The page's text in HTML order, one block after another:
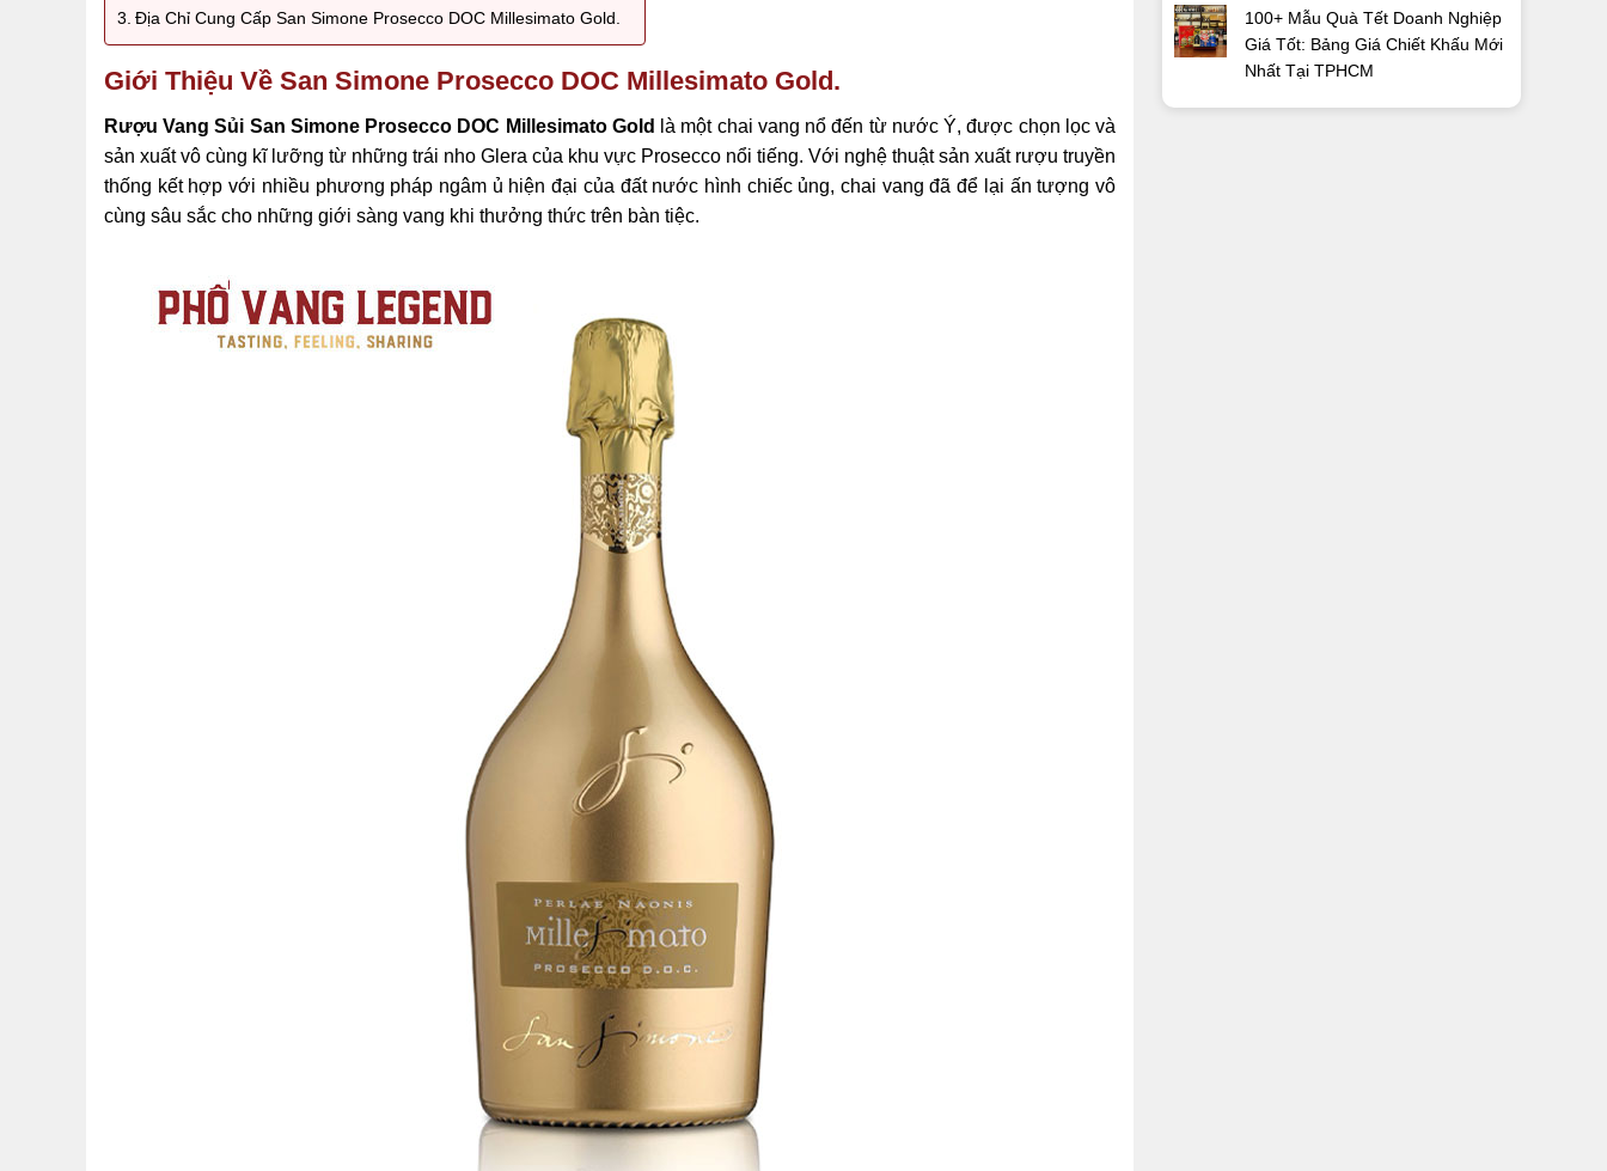
100+ Mẫu Quà Tết Doanh Nghiệp
Giá Tốt: Bảng Giá Chiết Khấu Mới
Nhất Tại TPHCM
Địa Chỉ Cung Cấp San Simone Prosecco DOC Millesimato Gold.
Giới Thiệu Về San Simone Prosecco DOC Millesimato Gold.
Rượu Vang Sủi San Simone Prosecco DOC Millesimato Gold
là một chai vang nổ đến từ nước Ý, được chọn lọc và
sản xuất vô cùng kĩ lưỡng từ những trái nho Glera của khu vực Prosecco nổi tiếng. Với nghệ thuật sản xuất rượu truyền
thống kết hợp với nhiều phương pháp ngâm ủ hiện đại của đất nước hình chiếc ủng, chai vang đã để lại ấn tượng vô
cùng sâu sắc cho những giới sàng vang khi thưởng thức trên bàn tiệc.